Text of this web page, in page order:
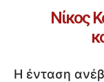
Νίκος
Η ένταση